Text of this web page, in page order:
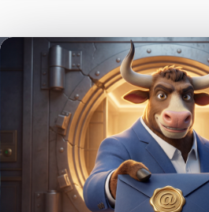
Nejčtenějšízprávy